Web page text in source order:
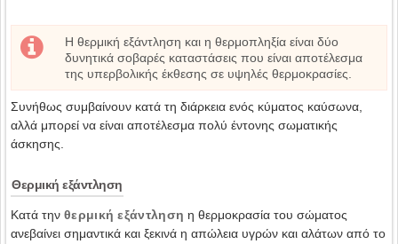
Η θερμική εξάντληση και η θερμοπληξία είναι δύο
δυνητικά σοβαρές καταστάσεις που είναι αποτέλεσμα
της υπερβολικής έκθεσης σε υψηλές θερμοκρασίες.
Συνήθως συμβαίνουν κατά τη διάρκεια ενός κύματος καύσωνα,
αλλά μπορεί να είναι αποτέλεσμα πολύ έντονης σωματικής
άσκησης.
Θερμική εξάντληση
Κατά την θερμική εξάντληση η θερμοκρασία του σώματος
ανεβαίνει σημαντικά και ξεκινά η απώλεια υγρών και αλάτων από το